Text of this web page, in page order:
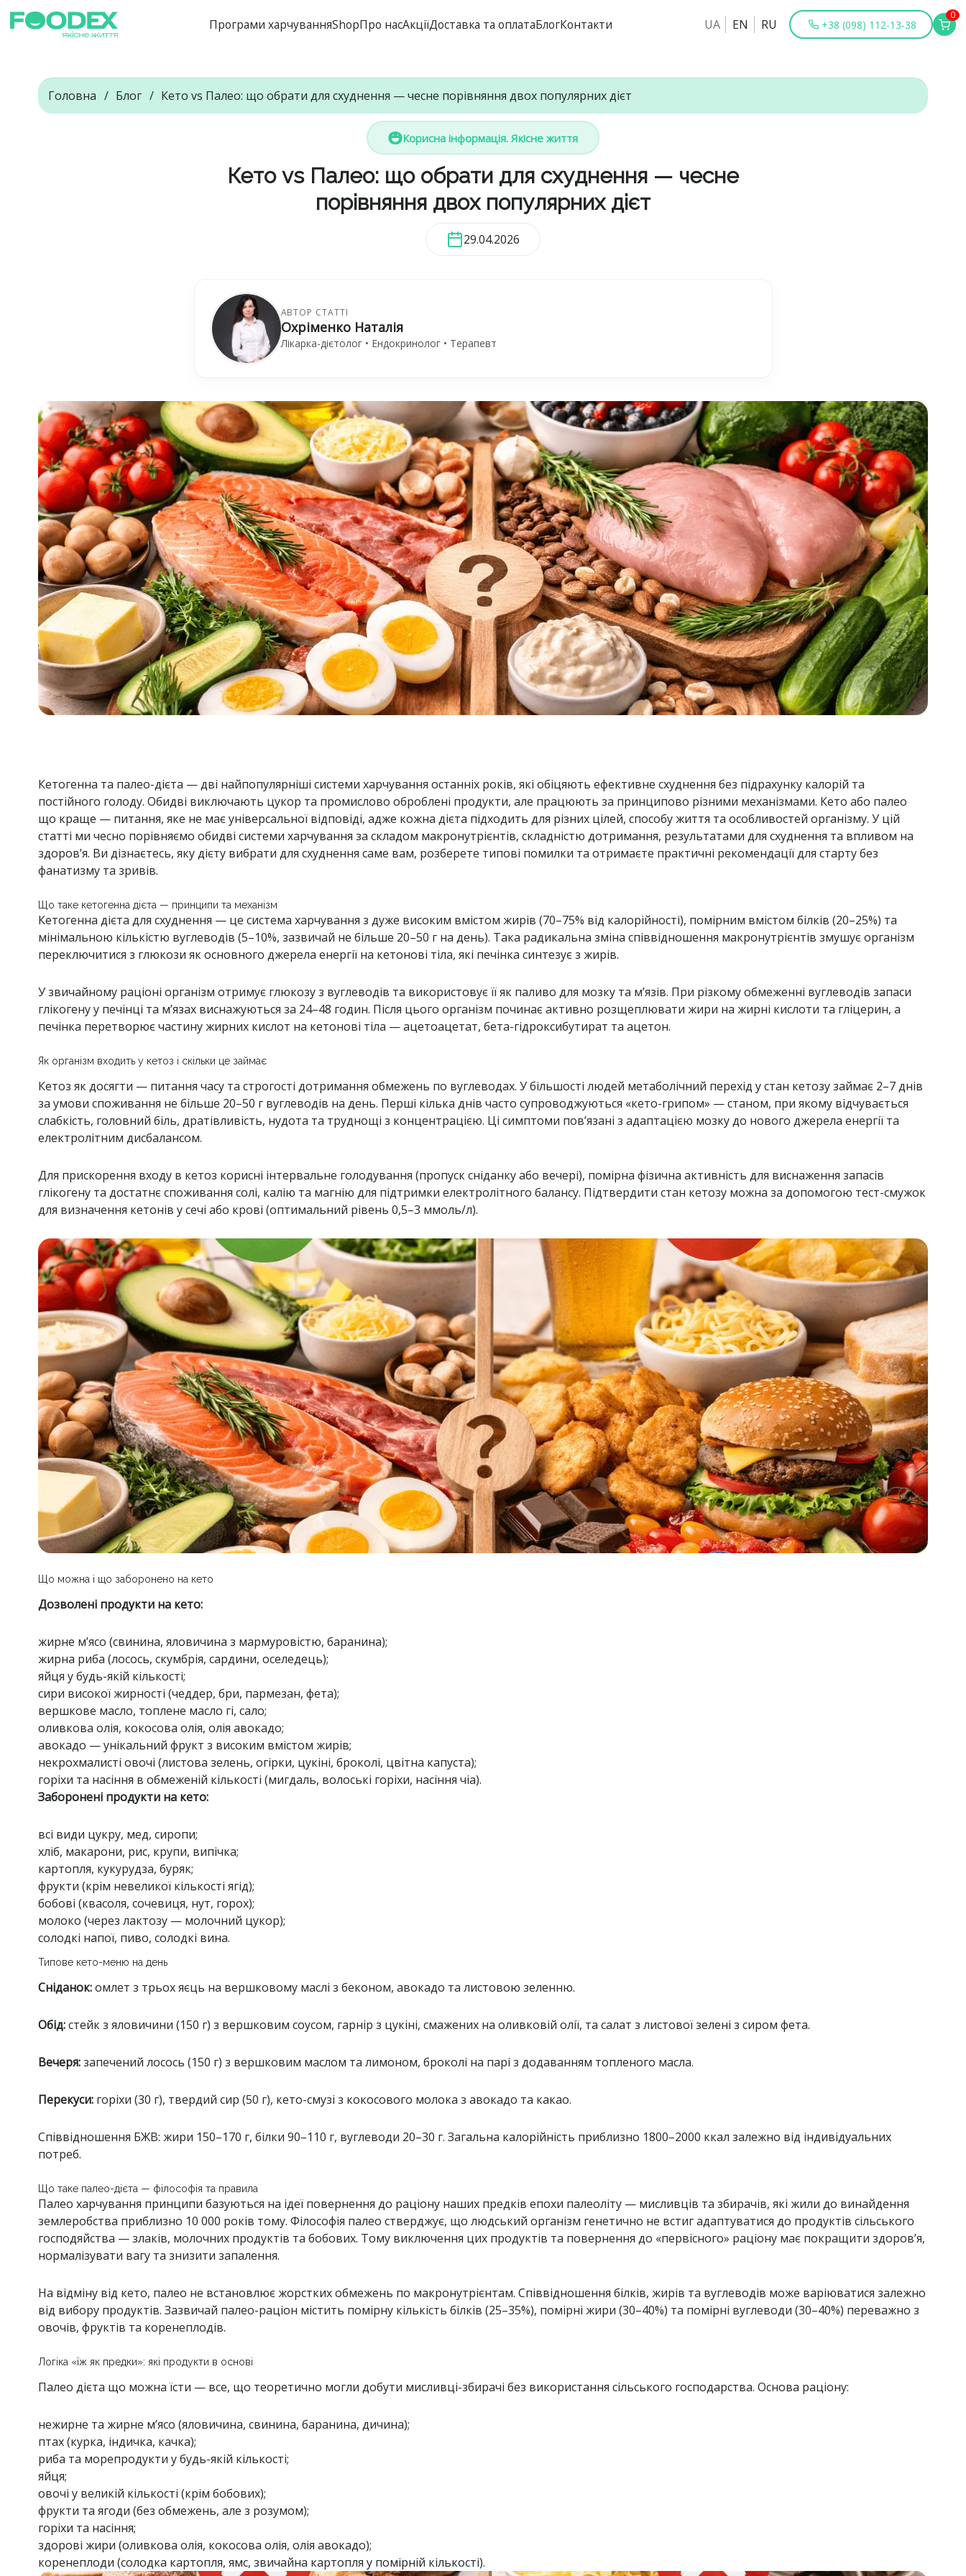
Програми харчуванняShopПро насАкціїДоставка та оплатаБлогКонтакти UA EN RU +38 (098) 112-13-38
0
Головна Блог Кето vs Палео: що обрати для схуднення — чесне порівняння двох популярних дієт
Корисна інформація. Якісне життя
Кето vs Палео: що обрати для схуднення — чесне
порівняння двох популярних дієт
29.04.2026
АВТОР СТАТТІ
Охріменко Наталія
Лікарка-дієтолог • Ендокринолог • Терапевт
Кетогенна та палео-дієта — дві найпопулярніші системи харчування останніх років, які обіцяють ефективне схуднення без підрахунку калорій та
постійного голоду. Обидві виключають цукор та промислово оброблені продукти, але працюють за принципово різними механізмами. Кето або палео
що краще — питання, яке не має універсальної відповіді, адже кожна дієта підходить для різних цілей, способу життя та особливостей організму. У цій
статті ми чесно порівняємо обидві системи харчування за складом макронутрієнтів, складністю дотримання, результатами для схуднення та впливом на
здоров’я. Ви дізнаєтесь, яку дієту вибрати для схуднення саме вам, розберете типові помилки та отримаєте практичні рекомендації для старту без
фанатизму та зривів.
Що таке кетогенна дієта — принципи та механізм
Кетогенна дієта для схуднення — це система харчування з дуже високим вмістом жирів (70–75% від калорійності), помірним вмістом білків (20–25%) та
мінімальною кількістю вуглеводів (5–10%, зазвичай не більше 20–50 г на день). Така радикальна зміна співвідношення макронутрієнтів змушує організм
переключитися з глюкози як основного джерела енергії на кетонові тіла, які печінка синтезує з жирів.
У звичайному раціоні організм отримує глюкозу з вуглеводів та використовує її як паливо для мозку та м’язів. При різкому обмеженні вуглеводів запаси
глікогену у печінці та м’язах виснажуються за 24–48 годин. Після цього організм починає активно розщеплювати жири на жирні кислоти та гліцерин, а
печінка перетворює частину жирних кислот на кетонові тіла — ацетоацетат, бета-гідроксибутират та ацетон.
Як організм входить у кетоз і скільки це займає
Кетоз як досягти — питання часу та строгості дотримання обмежень по вуглеводах. У більшості людей метаболічний перехід у стан кетозу займає 2–7 днів
за умови споживання не більше 20–50 г вуглеводів на день. Перші кілька днів часто супроводжуються «кето-грипом» — станом, при якому відчувається
слабкість, головний біль, дратівливість, нудота та труднощі з концентрацією. Ці симптоми пов’язані з адаптацією мозку до нового джерела енергії та
електролітним дисбалансом.
Для прискорення входу в кетоз корисні інтервальне голодування (пропуск сніданку або вечері), помірна фізична активність для виснаження запасів
глікогену та достатнє споживання солі, калію та магнію для підтримки електролітного балансу. Підтвердити стан кетозу можна за допомогою тест-смужок
для визначення кетонів у сечі або крові (оптимальний рівень 0,5–3 ммоль/л).
Що можна і що заборонено на кето
Дозволені продукти на кето:
жирне м’ясо (свинина, яловичина з мармуровістю, баранина);
жирна риба (лосось, скумбрія, сардини, оселедець);
яйця у будь-якій кількості;
сири високої жирності (чеддер, бри, пармезан, фета);
вершкове масло, топлене масло гі, сало;
оливкова олія, кокосова олія, олія авокадо;
авокадо — унікальний фрукт з високим вмістом жирів;
некрохмалисті овочі (листова зелень, огірки, цукіні, броколі, цвітна капуста);
горіхи та насіння в обмеженій кількості (мигдаль, волоські горіхи, насіння чіа).
Заборонені продукти на кето:
всі види цукру, мед, сиропи;
хліб, макарони, рис, крупи, випічка;
картопля, кукурудза, буряк;
фрукти (крім невеликої кількості ягід);
бобові (квасоля, сочевиця, нут, горох);
молоко (через лактозу — молочний цукор);
солодкі напої, пиво, солодкі вина.
Типове кето-меню на день
Сніданок:омлет з трьох яєць на вершковому маслі з беконом, авокадо та листовою зеленню.
Обід:стейк з яловичини (150 г) з вершковим соусом, гарнір з цукіні, смажених на оливковій олії, та салат з листової зелені з сиром фета.
Вечеря:запечений лосось (150 г) з вершковим маслом та лимоном, броколі на парі з додаванням топленого масла.
Перекуси: горіхи (30 г), твердий сир (50 г), кето-смузі з кокосового молока з авокадо та какао.
Співвідношення БЖВ: жири 150–170 г, білки 90–110 г, вуглеводи 20–30 г. Загальна калорійність приблизно 1800–2000 ккал залежно від індивідуальних
потреб.
Що таке палео-дієта — філософія та правила
Палео харчування принципи базуються на ідеї повернення до раціону наших предків епохи палеоліту — мисливців та збирачів, які жили до винайдення
землеробства приблизно 10 000 років тому. Філософія палео стверджує, що людський організм генетично не встиг адаптуватися до продуктів сільського
господяйства — злаків, молочних продуктів та бобових. Тому виключення цих продуктів та повернення до «первісного» раціону має покращити здоров’я,
нормалізувати вагу та знизити запалення.
На відміну від кето, палео не встановлює жорстких обмежень по макронутрієнтам. Співвідношення білків, жирів та вуглеводів може варіюватися залежно
від вибору продуктів. Зазвичай палео-раціон містить помірну кількість білків (25–35%), помірні жири (30–40%) та помірні вуглеводи (30–40%) переважно з
овочів, фруктів та коренеплодів.
Логіка «їж як предки»: які продукти в основі
Палео дієта що можна їсти — все, що теоретично могли добути мисливці-збирачі без використання сільського господарства. Основа раціону:
нежирне та жирне м’ясо (яловичина, свинина, баранина, дичина);
птах (курка, індичка, качка);
риба та морепродукти у будь-якій кількості;
яйця;
овочі у великій кількості (крім бобових);
фрукти та ягоди (без обмежень, але з розумом);
горіхи та насіння;
здорові жири (оливкова олія, кокосова олія, олія авокадо);
коренеплоди (солодка картопля, ямс, звичайна картопля у помірній кількості).